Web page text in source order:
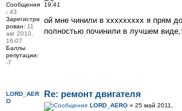
19:41
ой мне чинили в ххххххххх я прям
полностью починили в лучшем
Сообщения
: 43
Зарегистри
рован: 11
авг 2010,
16:07
Баллы
репутации:
-7
Re: ремонт двигателя
LORD_AERO » 25 май 2011,
LORD_AER
O